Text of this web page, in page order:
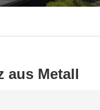
aus Metall